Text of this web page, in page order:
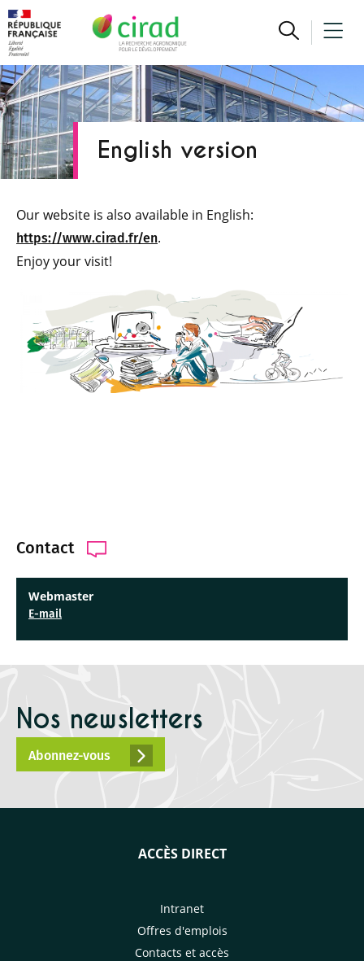
English version
Contact
Webmaster
E-mail
Our website is also available in English:
https://www.cirad.fr/en.
Enjoy your visit!
Nos newsletters
Abonnez-vous
ACCÈS DIRECT
Intranet
Offres d'emplois
Contacts et accès